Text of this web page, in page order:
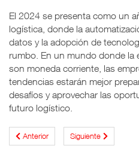
El 2024 se presenta como un
logística, donde la
datos y la adopción de
rumbo. En un mundo donde la
son moneda corriente, las
tendencias estarán mejor
desafíos y aprovechar las
futuro logístico.
Anterior Siguiente